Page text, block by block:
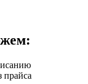
прайса